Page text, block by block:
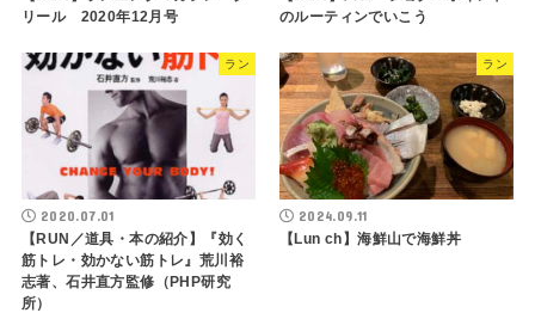
リール 2020年12月号
のルーティンでいこう
ラン
2020.07.01
【RUN／道具・本の紹介】『効く
筋トレ・効かない筋トレ』荒川裕
志著、石井直方監修（PHP研究
所）
ラン
2024.09.11
【Lun ch】海鮮山で海鮮丼